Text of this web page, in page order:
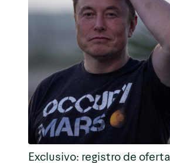
Exclusivo: registro de oferta